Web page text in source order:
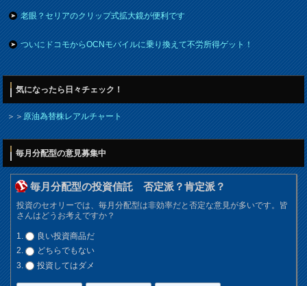
老眼？セリアのクリップ式拡大鏡が便利です
ついにドコモからOCNモバイルに乗り換えて不労所得ゲット！
気になったら日々チェック！
＞＞原油為替株レアルチャート
毎月分配型の意見募集中
毎月分配型の投資信託 否定派？肯定派？
投資のセオリーでは、毎月分配型は非効率だと否定な意見が多いです。皆
さんはどうお考えですか？
良い投資商品だ
どちらでもない
投資してはダメ